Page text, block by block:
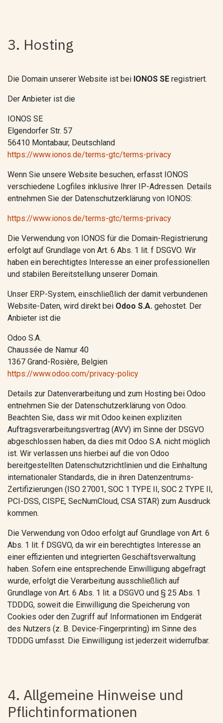
3. Hosting
Die Domain unserer Website ist bei IONOS SE registriert.
Der Anbieter ist die
IONOS SE
Elgendorfer Str. 57
56410 Montabaur, Deutschland
https://www.ionos.de/terms-gtc/terms-privacy
Wenn Sie unsere Website besuchen, erfasst IONOS
verschiedene Logfiles inklusive Ihrer IP-Adressen. Details
entnehmen Sie der Datenschutzerklärung von IONOS:
https://www.ionos.de/terms-gtc/terms-privacy
Die Verwendung von IONOS für die Domain-Registrierung
erfolgt auf Grundlage von Art. 6 Abs. 1 lit. f DSGVO. Wir
haben ein berechtigtes Interesse an einer professionellen
und stabilen Bereitstellung unserer Domain.
Unser ERP-System, einschließlich der damit verbundenen
Website-Daten, wird direkt bei Odoo S.A. gehostet. Der
Anbieter ist die
Odoo S.A.
Chaussée de Namur 40
1367 Grand-Rosière, Belgien
https://www.odoo.com/privacy-policy
Details zur Datenverarbeitung und zum Hosting bei Odoo
entnehmen Sie der Datenschutzerklärung von Odoo.
Beachten Sie, dass wir mit Odoo keinen expliziten
Auftragsverarbeitungsvertrag (AVV) im Sinne der DSGVO
abgeschlossen haben, da dies mit Odoo S.A. nicht möglich
ist. Wir verlassen uns hierbei auf die von Odoo
bereitgestellten Datenschutzrichtlinien und die Einhaltung
internationaler Standards, die in ihren Datenzentrums-
Zertifizierungen (ISO 27001, SOC 1 TYPE II, SOC 2 TYPE II,
PCI-DSS, CISPE, SecNumCloud, CSA STAR) zum Ausdruck
kommen.
Die Verwendung von Odoo erfolgt auf Grundlage von Art. 6
Abs. 1 lit. f DSGVO, da wir ein berechtigtes Interesse an
einer effizienten und integrierten Geschäftsverwaltung
haben. Sofern eine entsprechende Einwilligung abgefragt
wurde, erfolgt die Verarbeitung ausschließlich auf
Grundlage von Art. 6 Abs. 1 lit. a DSGVO und § 25 Abs. 1
TDDDG, soweit die Einwilligung die Speicherung von
Cookies oder den Zugriff auf Informationen im Endgerät
des Nutzers (z. B. Device-Fingerprinting) im Sinne des
TDDDG umfasst. Die Einwilligung ist jederzeit widerrufbar.
4. Allgemeine Hinweise und
Pflichtinformationen